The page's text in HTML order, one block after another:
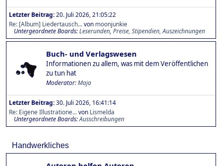
Letzter Beitrag:20. Juli 2026, 21:05:22
Re: [Album] Liedertausch...von moonjunkie
Untergeordnete Boards Leserunden Preise, Stipendien, Auszeichnungen
Buch- und Verlagswesen
Informationen zu allem, was mit dem Veröffentlichen
zu tun hat
Moderator:Maja
Letzter Beitrag:30. Juli 2026, 16:41:14
Re: Eigene Illustratione...von Lismelda
Untergeordnete Boards Ausschreibungen
Handwerkliches